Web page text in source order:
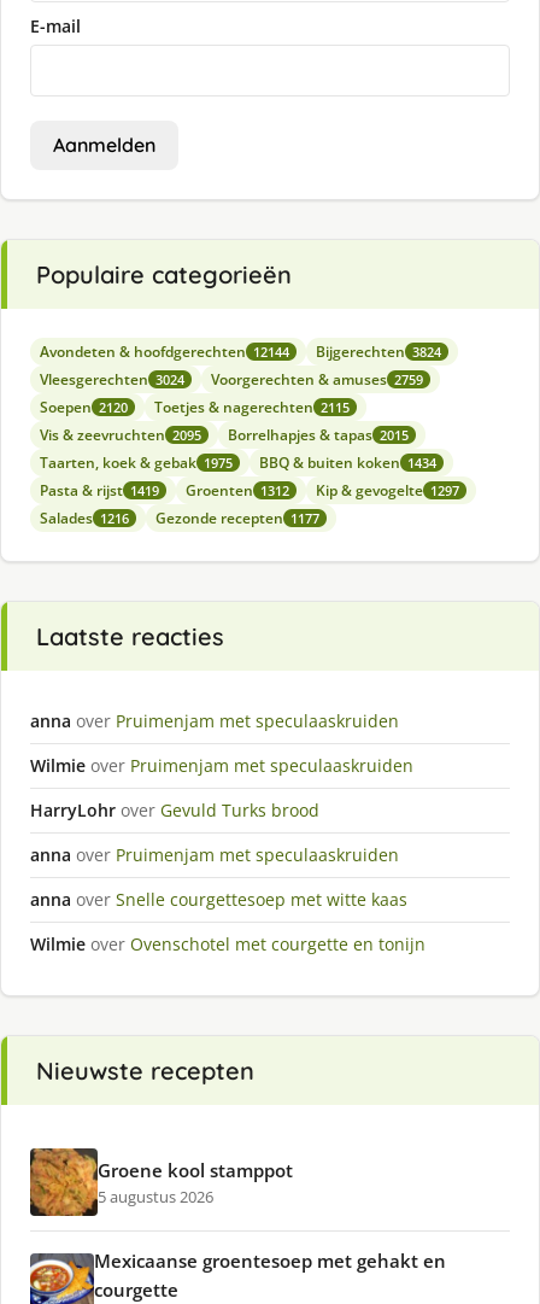
E-mail
Aanmelden
Populaire categorieën
Avondeten & hoofdgerechten 12144 Bijgerechten 3824
Vleesgerechten 3024 Voorgerechten & amuses 2759
Soepen 2120 Toetjes & nagerechten 2115
Vis & zeevruchten 2095 Borrelhapjes & tapas 2015
Taarten, koek & gebak 1975 BBQ & buiten koken 1434
Pasta & rijst 1419 Groenten 1312 Kip & gevogelte 1297
Salades 1216 Gezonde recepten 1177
Laatste reacties
anna over Pruimenjam met speculaaskruiden
Wilmie over Pruimenjam met speculaaskruiden
HarryLohr over Gevuld Turks brood
anna over Pruimenjam met speculaaskruiden
anna over Snelle courgettesoep met witte kaas
Wilmie over Ovenschotel met courgette en tonijn
Nieuwste recepten
Groene kool stamppot
5 augustus 2026
Mexicaanse groentesoep met gehakt en
courgette